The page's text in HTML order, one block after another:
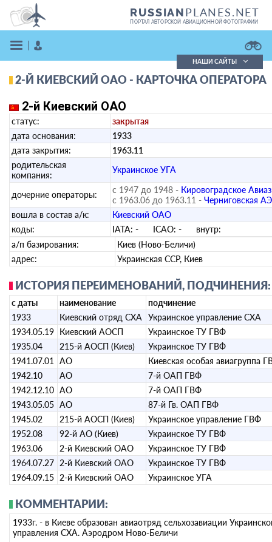
RUSSIANPLANES.NET
ПОРТАЛ АВТОРСКОЙ АВИАЦИОННОЙ ФОТОГРАФИИ
ВОЙТИ
ЗАРЕГИСТРИРОВАТЬСЯ
Поиск фотографий
Кратко
НАШИ САЙТЫ
2-Й КИЕВСКИЙ ОАО - КАРТОЧКА ОПЕРАТОРА
2-й Киевский ОАО
статус:
закрытая
дата основания:
1933
дата закрытия:
1963.11
родительская
компания:
Украинское УГА
дочерние операторы: с 1947 до 1948 - Кировоградское
с 1963.06 до 1963.11 - Черниговская АЭ
вошла в состав а/к:
Киевский ОАО
коды:
IATA: - ICAO: - внутр:
а/п базирования:
Киев (Ново-Беличи)
адрес:
Украинская ССР, Киев
ИСТОРИЯ ПЕРЕИМЕНОВАНИЙ, ПОДЧИНЕНИЯ:
с даты наименование
подчинение
1933
Киевский отряд СХА
Украинское управление СХА
1934.05.19 Киевский АОСП
Украинское ТУ ГВФ
1935.04
215-й АОСП (Киев)
Украинское ТУ ГВФ
1941.07.01
АО
Киевская особая авиагруппа
1942.10
АО
7-й ОАП ГВФ
1942.12.10 АО
7-й ОАП ГВФ
1943.05.05 АО
87-й Гв. ОАП ГВФ
1945.02
215-й АОСП (Киев)
Украинское управление ГВФ
1952.08
92-й АО (Киев)
Украинское ТУ ГВФ
1963.06
2-й Киевский ОАО
Украинское ТУ ГВФ
1964.07.27 2-й Киевский ОАО
Украинское ТУ ГВФ
1964.09.15 2-й Киевский ОАО Украинское УГА
КОММЕНТАРИИ:
1933г. - в Киеве образован авиаотряд сельхозавиации
управления СХА. Аэродром Ново-Беличи